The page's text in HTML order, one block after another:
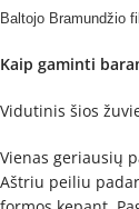
Baltojo Bramundžio
Kaip gaminti
Vidutinis šios
Vienas geriausių
Aštriu peiliu